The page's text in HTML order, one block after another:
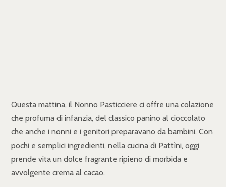
Questa mattina, il Nonno Pasticciere ci offre una colazione
che profuma di infanzia, del classico panino al cioccolato
che anche i nonni e i genitori preparavano da bambini. Con
pochi e semplici ingredienti, nella cucina di Pattìni, oggi
prende vita un dolce fragrante ripieno di morbida e
avvolgente crema al cacao.